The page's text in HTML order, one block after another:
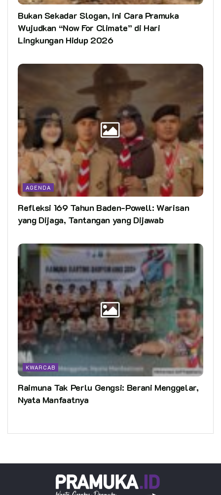
Bukan Sekadar Slogan, Ini Cara Pramuka
Wujudkan “Now For Climate” di Hari
Lingkungan Hidup 2026
AGENDA
Refleksi 169 Tahun Baden-Powell: Warisan
yang Dijaga, Tantangan yang Dijawab
KWARCAB
Raimuna Tak Perlu Gengsi: Berani Menggelar,
Nyata Manfaatnya